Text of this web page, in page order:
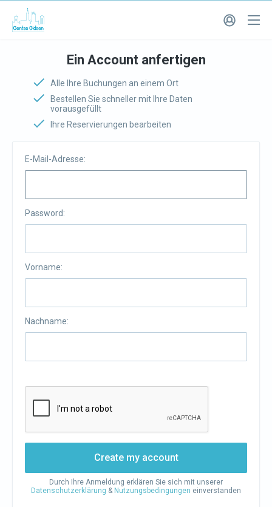
Ein Account anfertigen
Alle Ihre Buchungen an einem Ort
Bestellen Sie schneller mit Ihre Daten
vorausgefüllt
Ihre Reservierungen bearbeiten
E-Mail-Adresse:
Password:
Vorname:
Nachname:
Create my account
Durch Ihre Anmeldung erklären Sie sich mit unserer
Datenschutzerklärung & Nutzungsbedingungen einverstanden